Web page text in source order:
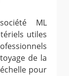
ML
utiles
de la
pour